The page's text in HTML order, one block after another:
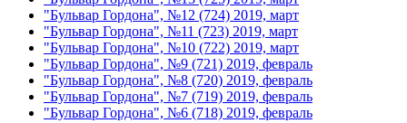
"Бульвар Гордона", №12 (724) 2019, март
"Бульвар Гордона", №11 (723) 2019, март
"Бульвар Гордона", №10 (722) 2019, март
"Бульвар Гордона", №9 (721) 2019, февраль
"Бульвар Гордона", №8 (720) 2019, февраль
"Бульвар Гордона", №7 (719) 2019, февраль
"Бульвар Гордона", №6 (718) 2019, февраль